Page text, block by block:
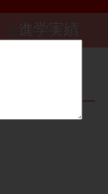
0/1000文字
進学実績